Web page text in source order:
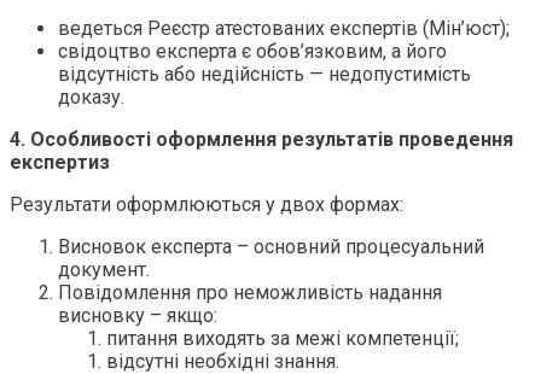
ведеться Реєстр атестованих експертів (Мін’юст);
свідоцтво експерта є обов’язковим, а його
відсутність або недійсність — недопустимість
доказу.
4. Особливості оформлення результатів проведення
експертиз
Результати оформлюються у двох формах:
Висновок експерта – основний процесуальний
документ.
Повідомлення про неможливість надання
висновку – якщо:
питання виходять за межі компетенції;
відсутні необхідні знання.